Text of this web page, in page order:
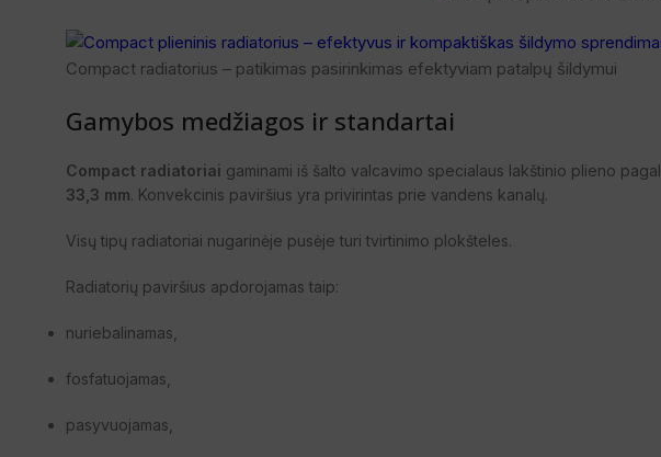
Compact radiatorius – patikimas pasirinkimas efektyviam patalpų šildymui
Gamybos medžiagos ir standartai
Compact radiatoriai gaminami iš šalto valcavimo specialaus lakštinio plieno pagal
33,3 mm. Konvekcinis paviršius yra privirintas prie vandens kanalų.
Visų tipų radiatoriai nugarinėje pusėje turi tvirtinimo plokšteles.
Radiatorių paviršius apdorojamas taip:
nuriebalinamas,
fosfatuojamas,
pasyvuojamas,